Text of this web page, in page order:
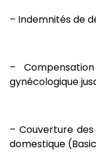
– Indemnités de
–
gynécologique
– Couverture
domestique